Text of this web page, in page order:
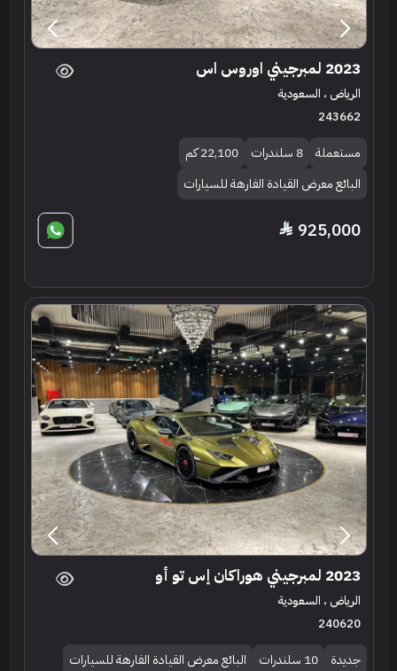
2023 لمبرجيني اوروس اس
الرياض ، السعودية
243662
مستعملة 8 سلندرات
22,100 كم
البائع معرض القيادة الفارهة للسيارات
925,000
2023 لمبرجيني هوراكان إس تو أو
الرياض ، السعودية
240620
جديدة 10 سلندرات البائع معرض القيادة الفارهة للسيارات